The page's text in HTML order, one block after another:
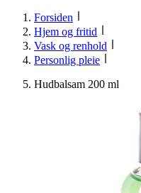
Forsiden
Hjem og fritid
Vask og renhold
Personlig pleie
Hudbalsam 200 ml